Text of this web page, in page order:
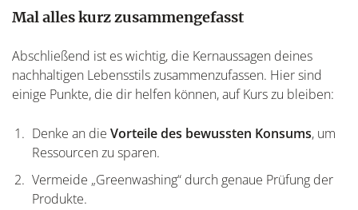
Mal alles kurz zusammengefasst
Abschließend ist es wichtig, die Kernaussagen deines
nachhaltigen Lebensstils zusammenzufassen. Hier sind
einige Punkte, die dir helfen können, auf Kurs zu bleiben:
Denke an die Vorteile des bewussten Konsums, um
Ressourcen zu sparen.
Vermeide „Greenwashing“ durch genaue Prüfung der
Produkte.